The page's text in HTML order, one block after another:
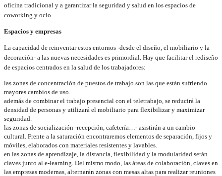
oficina tradicional y a garantizar la seguridad y salud en los espacios de
coworking y ocio.
Espacios y empresas
La capacidad de reinventar estos entornos -desde el diseño, el mobiliario y la
decoración- a las nuevas necesidades es primordial. Hay que facilitar el rediseño
de espacios centrados en la salud de los trabajadores:
las zonas de concentración de puestos de trabajo son las que están sufriendo
mayores cambios de uso.
además de combinar el trabajo presencial con el teletrabajo, se reducirá la
densidad de personas y utilizará el mobiliario para flexibilizar y maximizar
seguridad.
las zonas de socialización -recepción, cafetería…- asistirán a un cambio
cultural. Frente a la saturación encontraremos elementos de separación, fijos y
móviles, elaborados con materiales resistentes y lavables.
en las zonas de aprendizaje, la distancia, flexibilidad y la modularidad serán
claves junto al e-learning. Del mismo modo, las áreas de colaboración, claves en
las empresas modernas, alternarán zonas con mesas altas para realizar reuniones